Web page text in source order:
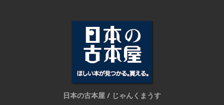
日本の古本屋 / じゃんくまうす